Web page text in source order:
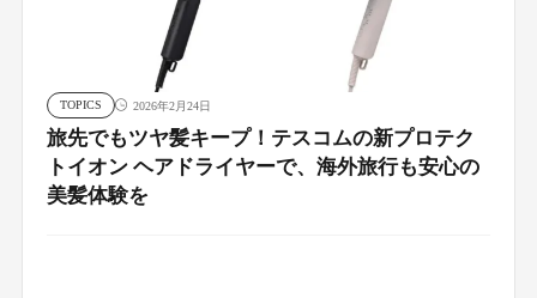
TOPICS 2026年2月24日
旅先でもツヤ髪キープ！テスコムの新プロテク
トイオン ヘアドライヤーで、海外旅行も安心の
美髪体験を